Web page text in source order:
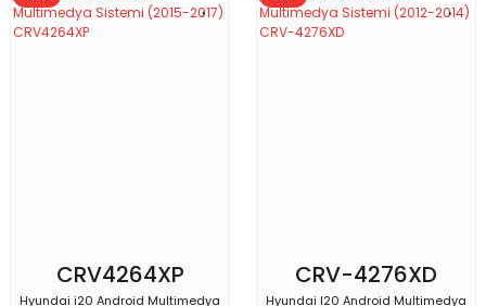
CRV4264XP
Hyundai i20 Android Multimedya
CRV-4276XD
Hyundai I20 Android Multimedya